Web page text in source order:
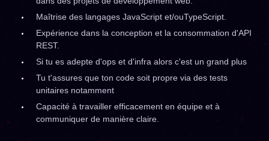
Maîtrise des langages JavaScript et/ouTypeScript.
Expérience dans la conception et la consommation d'API
REST.
Si tu es adepte d'ops et d'infra alors c'est un grand plus
Tu t'assures que ton code soit propre via des tests
unitaires notamment
Capacité à travailler efficacement en équipe et à
communiquer de manière claire.